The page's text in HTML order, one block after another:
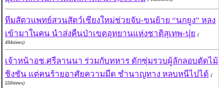
ทีมสัตวแพทย์สวนสัตว์เชียงใหม่ช่วยจับ-ขนย้าย “นกยูง” หลง
เข้ามาในคน นำส่งคืนป่าเขตอุทยานแห่งชาติสุเทพ-ปุย (
494views)
เจ้าหน้าอช.ศรีลานนา ร่วมกับทหาร ดักซุ่มรวบผู้ลักลอบตัดไม้
ชิงชัน แต่คนร้ายอาศัยความมืด ชำนาญทาง หลบหนีไปได้ (
550views)